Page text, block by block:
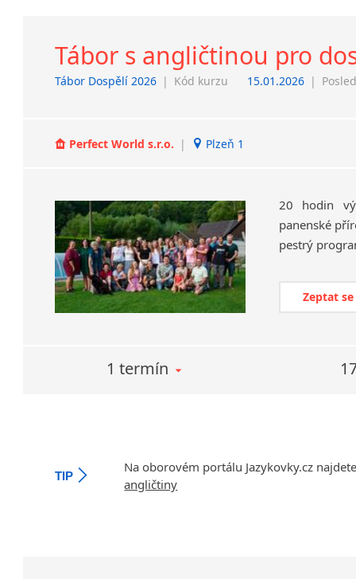
Tábor s angličtinou pro
Tábor Dospělí 2026 | Kód kurzu 15.01.2026 |
Perfect World s.r.o. | Plzeň 1
20 hodin
panenské
pestrý
Zeptat
1 termín
TIP
Na oborovém portálu Jazykovky.cz
angličtiny